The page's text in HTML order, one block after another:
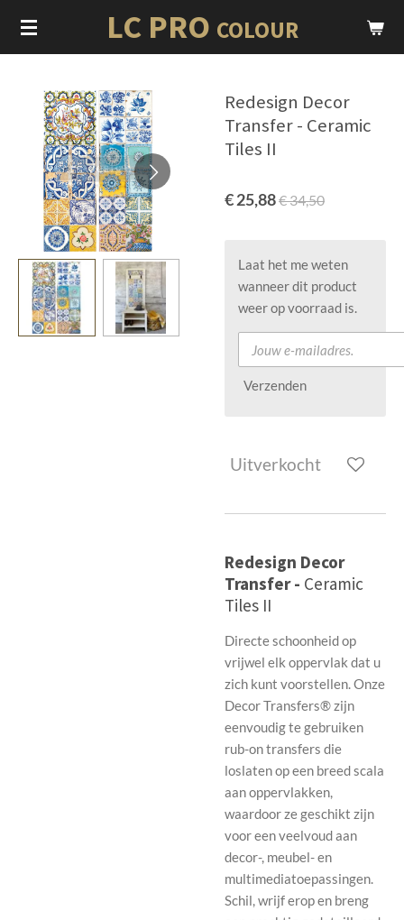
Ga
direct
hoofdinhoud
LC PRO COLOUR
Redesign Decor
Transfer - Ceramic
Tiles II
€ 25,88€ 34,50
Laat het me weten
wanneer dit product
weer op voorraad is.
Verzenden
Uitverkocht
Redesign Decor
Transfer - Ceramic
Tiles II
Directe schoonheid op
vrijwel elk oppervlak dat u
zich kunt voorstellen. Onze
Decor Transfers® zijn
eenvoudig te gebruiken
rub-on transfers die
loslaten op een breed scala
aan oppervlakken,
waardoor ze geschikt zijn
voor een veelvoud aan
decor-, meubel- en
multimediatoepassingen.
Schil, wrijf erop en breng